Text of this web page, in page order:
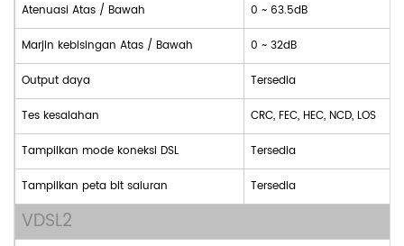
Atenuasi Atas / Bawah 0 ~ 63.5dB
Marjin kebisingan Atas / Bawah 0 ~ 32dB
Output daya Tersedia
Tes kesalahan CRC, FEC, HEC, NCD, LOS
Tampilkan mode koneksi DSL Tersedia
Tampilkan peta bit saluran Tersedia
VDSL2